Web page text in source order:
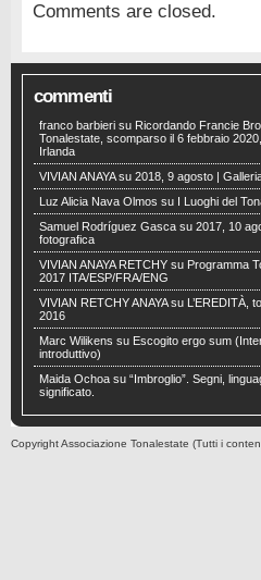
Comments are closed.
commenti
franco barbieri su Ricordando Francie
Tonalestate, scomparso il 6 febbraio
Irlanda
VIVIAN ANAYAsu 2018, 9 agosto |
Luz Alicia Nava Olmos su I Luoghi del
Samuel Rodríguez Gasca su 2017, 10
fotografica
VIVIAN ANAYA RETCHY su Programma
2017 ITA/ESP/FRA/ENG
VIVIAN RETCHY ANAYAsu L’EREDITÀ,
2016
Marc Wilikens su Escogito ergo sum
introduttivo)
Maida Ochoa su “Imbroglio”. Segni,
significato.
Copyright Associazione Tonalestate (Tutti i